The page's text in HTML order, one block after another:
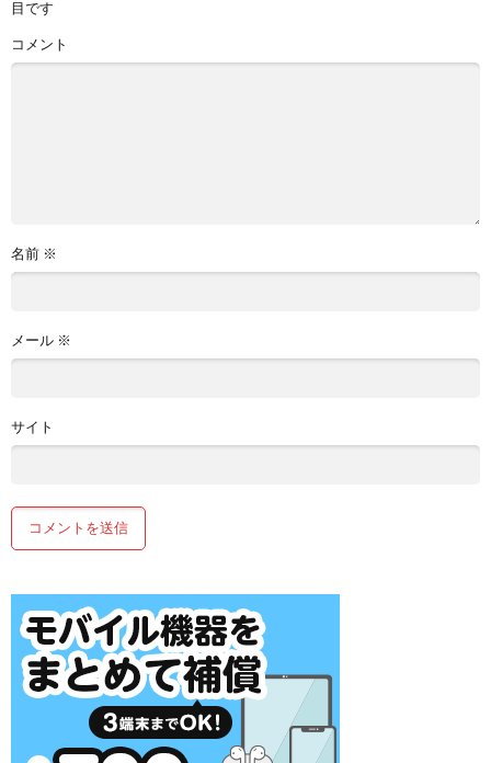
目です
コメント
名前 ※
メール ※
サイト